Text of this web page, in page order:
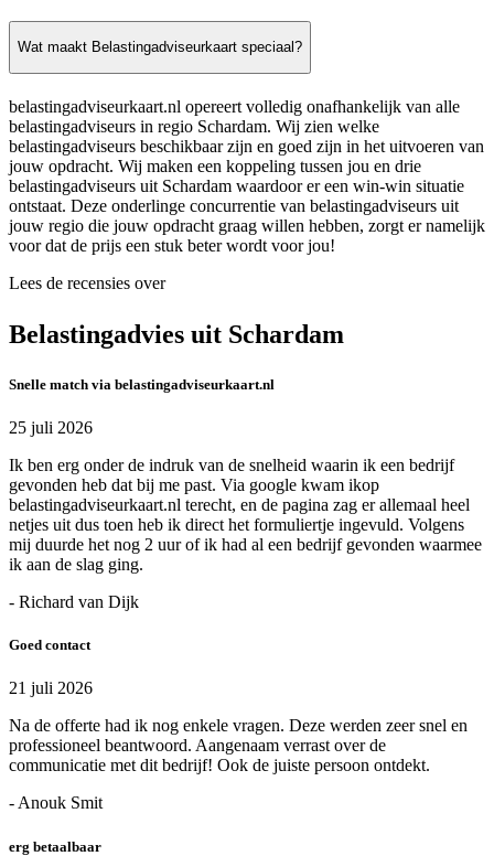
Wat maakt Belastingadviseurkaart speciaal?
belastingadviseurkaart.nl opereert volledig onafhankelijk van alle
belastingadviseurs in regio Schardam. Wij zien welke
belastingadviseurs beschikbaar zijn en goed zijn in het uitvoeren van
jouw opdracht. Wij maken een koppeling tussen jou en drie
belastingadviseurs uit Schardam waardoor er een win-win situatie
ontstaat. Deze onderlinge concurrentie van belastingadviseurs uit
jouw regio die jouw opdracht graag willen hebben, zorgt er namelijk
voor dat de prijs een stuk beter wordt voor jou!
Lees de recensies over
Belastingadvies uit Schardam
Snelle match via belastingadviseurkaart.nl
25 juli 2026
Ik ben erg onder de indruk van de snelheid waarin ik een bedrijf
gevonden heb dat bij me past. Via google kwam ikop
belastingadviseurkaart.nl terecht, en de pagina zag er allemaal heel
netjes uit dus toen heb ik direct het formuliertje ingevuld. Volgens
mij duurde het nog 2 uur of ik had al een bedrijf gevonden waarmee
ik aan de slag ging.
- Richard van Dijk
Goed contact
21 juli 2026
Na de offerte had ik nog enkele vragen. Deze werden zeer snel en
professioneel beantwoord. Aangenaam verrast over de
communicatie met dit bedrijf! Ook de juiste persoon ontdekt.
- Anouk Smit
erg betaalbaar